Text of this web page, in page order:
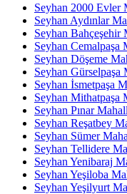
Seyhan 2000 Evler
Seyhan Aydınlar
Seyhan Bahçeşehir
Seyhan Cemalpaşa
Seyhan Döşeme
Seyhan
Seyhan İsmetpaşa
Seyhan Mithatpaşa
Seyhan Pınar
Seyhan Reşatbey
Seyhan Sümer
Seyhan Tellidere
Seyhan Yenibaraj
Seyhan Yeşiloba
Seyhan Yeşilyurt